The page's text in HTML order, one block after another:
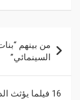
من بينهم
السينمائي”
16 فيلما